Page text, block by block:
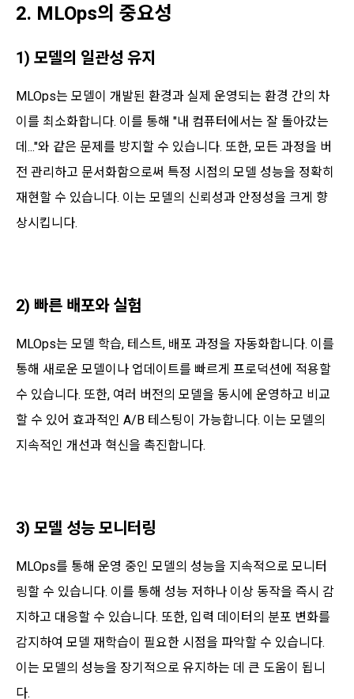
2. MLOps의 중요성
1) 모델의 일관성 유지
MLOps는 모델이 개발된 환경과 실제 운영되는 환경 간의 차
이를 최소화합니다. 이를 통해 "내 컴퓨터에서는 잘 돌아갔는
데..."와 같은 문제를 방지할 수 있습니다. 또한, 모든 과정을 버
전 관리하고 문서화함으로써 특정 시점의 모델 성능을 정확히
재현할 수 있습니다. 이는 모델의 신뢰성과 안정성을 크게 향
상시킵니다.
2) 빠른 배포와 실험
MLOps는 모델 학습, 테스트, 배포 과정을 자동화합니다. 이를
통해 새로운 모델이나 업데이트를 빠르게 프로덕션에 적용할
수 있습니다. 또한, 여러 버전의 모델을 동시에 운영하고 비교
할 수 있어 효과적인 A/B 테스팅이 가능합니다. 이는 모델의
지속적인 개선과 혁신을 촉진합니다.
3) 모델 성능 모니터링
MLOps를 통해 운영 중인 모델의 성능을 지속적으로 모니터
링할 수 있습니다. 이를 통해 성능 저하나 이상 동작을 즉시 감
지하고 대응할 수 있습니다. 또한, 입력 데이터의 분포 변화를
감지하여 모델 재학습이 필요한 시점을 파악할 수 있습니다.
이는 모델의 성능을 장기적으로 유지하는 데 큰 도움이 됩니
다.